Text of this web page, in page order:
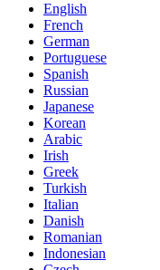
English
French
German
Portuguese
Spanish
Russian
Japanese
Korean
Arabic
Irish
Greek
Turkish
Italian
Danish
Romanian
Indonesian